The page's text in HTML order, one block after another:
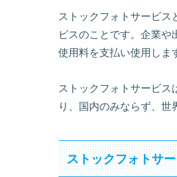
ストックフォトサービ
ビスのことです。企業
使用料を支払い使用しま
ストックフォトサービス
り、国内のみならず、世
ストックフォトサ